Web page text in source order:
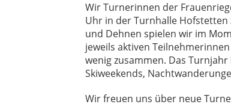
Wir Turnerinnen der
Uhr in der Turnhalle
und Dehnen spielen wir im
jeweils aktiven
wenig zusammen. Das
Skiweekends,
Wir freuen uns über neue